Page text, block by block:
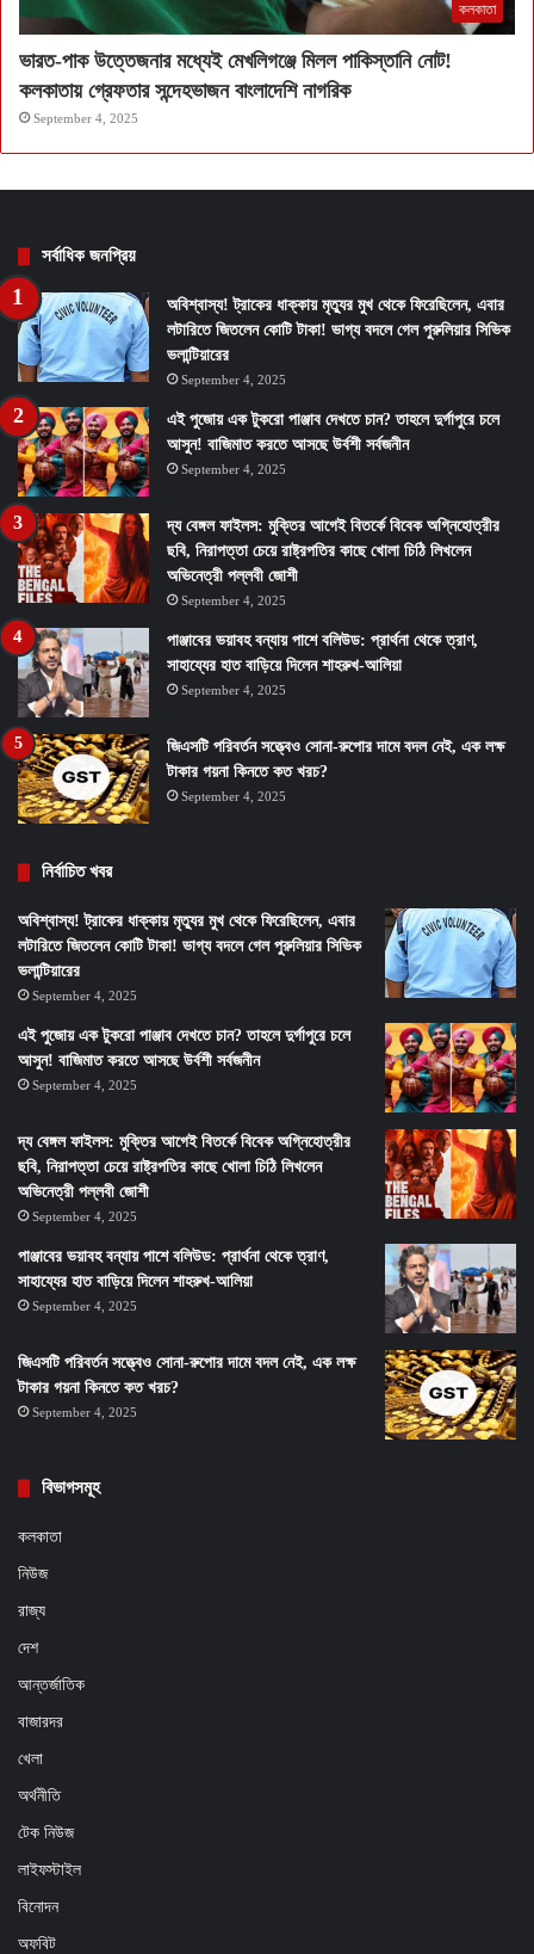
কলকাতা
ভারত-পাক উত্তেজনার মধ্যেই মেখলিগঞ্জে মিলল পাকিস্তানি নোট!
কলকাতায় গ্রেফতার সন্দেহভাজন বাংলাদেশি নাগরিক
September 4, 2025
সর্বাধিক জনপ্রিয়
অবিশ্বাস্য! ট্রাকের ধাক্কায় মৃত্যুর মুখ থেকে ফিরেছিলেন, এবার
লটারিতে জিতলেন কোটি টাকা! ভাগ্য বদলে গেল পুরুলিয়ার সিভিক
ভলান্টিয়ারের
September 4, 2025
এই পুজোয় এক টুকরো পাঞ্জাব দেখতে চান? তাহলে দুর্গাপুরে চলে
আসুন! বাজিমাত করতে আসছে উর্বশী সর্বজনীন
September 4, 2025
দ্য বেঙ্গল ফাইলস: মুক্তির আগেই বিতর্কে বিবেক অগ্নিহোত্রীর
ছবি, নিরাপত্তা চেয়ে রাষ্ট্রপতির কাছে খোলা চিঠি লিখলেন
অভিনেত্রী পল্লবী জোশী
September 4, 2025
পাঞ্জাবের ভয়াবহ বন্যায় পাশে বলিউড: প্রার্থনা থেকে ত্রাণ,
সাহায্যের হাত বাড়িয়ে দিলেন শাহরুখ-আলিয়া
September 4, 2025
জিএসটি পরিবর্তন সত্ত্বেও সোনা-রুপোর দামে বদল নেই, এক লক্ষ
টাকার গয়না কিনতে কত খরচ?
September 4, 2025
নির্বাচিত খবর
অবিশ্বাস্য! ট্রাকের ধাক্কায় মৃত্যুর মুখ থেকে ফিরেছিলেন, এবার
লটারিতে জিতলেন কোটি টাকা! ভাগ্য বদলে গেল পুরুলিয়ার সিভিক
ভলান্টিয়ারের
September 4, 2025
এই পুজোয় এক টুকরো পাঞ্জাব দেখতে চান? তাহলে দুর্গাপুরে চলে
আসুন! বাজিমাত করতে আসছে উর্বশী সর্বজনীন
September 4, 2025
দ্য বেঙ্গল ফাইলস: মুক্তির আগেই বিতর্কে বিবেক অগ্নিহোত্রীর
ছবি, নিরাপত্তা চেয়ে রাষ্ট্রপতির কাছে খোলা চিঠি লিখলেন
অভিনেত্রী পল্লবী জোশী
September 4, 2025
পাঞ্জাবের ভয়াবহ বন্যায় পাশে বলিউড: প্রার্থনা থেকে ত্রাণ,
সাহায্যের হাত বাড়িয়ে দিলেন শাহরুখ-আলিয়া
September 4, 2025
জিএসটি পরিবর্তন সত্ত্বেও সোনা-রুপোর দামে বদল নেই, এক লক্ষ
টাকার গয়না কিনতে কত খরচ?
September 4, 2025
বিভাগসমূহ
কলকাতা
নিউজ
রাজ্য
দেশ
আন্তর্জাতিক
বাজারদর
খেলা
অর্থনীতি
টেক নিউজ
লাইফস্টাইল
বিনোদন
অফবিট